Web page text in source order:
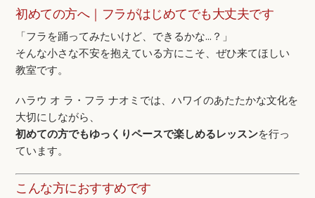
初めての方へ｜フラがはじめてでも大丈夫です
「フラを踊ってみたいけど、できるかな…？」
そんな小さな不安を抱えている方にこそ、ぜひ来てほしい
教室です。
ハラウ オ ラ・フラ ナオミでは、ハワイのあたたかな文化を
大切にしながら、
初めての方でもゆっくりペースで楽しめるレッスンを行っ
ています。
こんな方におすすめです